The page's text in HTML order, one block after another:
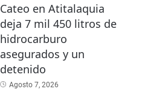
Cateo en Atitalaquia
deja 7 mil 450 litros de
hidrocarburo
asegurados y un
detenido
Agosto 7, 2026